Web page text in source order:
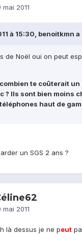
mai 2011
à 15:30, benoitkmn a
de Noël oui on peut
te coûterait un
? Ils sont bien moins
haut de
un SGS 2 ans ?
mai 2011
là dessus je ne peut